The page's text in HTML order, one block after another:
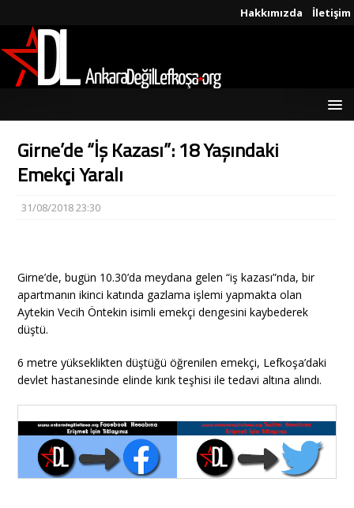
Hakkımızda İletişim
Girne’de “İş Kazası”: 18 Yaşındaki
Emekçi Yaralı
31/08/2018 23:30
Girne’de, bugün 10.30’da meydana gelen “iş kazası”nda, bir
apartmanın ikinci katında gazlama işlemi yapmakta olan
Aytekin Vecih Öntekin isimli emekçi dengesini kaybederek
düştü.
6 metre yükseklikten düştüğü öğrenilen emekçi, Lefkoşa’daki
devlet hastanesinde elinde kırık teşhisi ile tedavi altına alındı.